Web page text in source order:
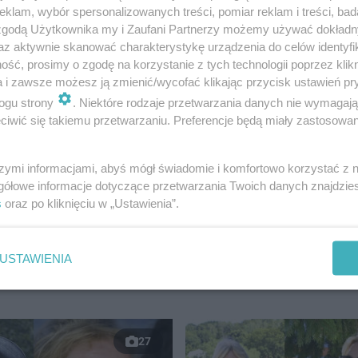
dzięki udziałowi w programie Top Model,
Dawid urodził się w 2009 roku. Pięć lat później, w
dekadzie przerwy, rodzina El Dursi znów się
27
wybór spersonalizowanych treści, pomiar reklam i treści,
Użytkownika my i Zaufani Partnerzy możemy używać
aktywnie skanować charakterystykę urządzenia do celów
prosimy o zgodę na korzystanie z tych technologii poprzez
i zawsze możesz ją zmienić/wycofać klikając przycisk ustawień
strony
. Niektóre rodzaje przetwarzania danych nie
się takiemu przetwarzaniu. Preferencje będą miały
informacjami, abyś mógł świadomie i komfortowo korzystać z
informacje dotyczące przetwarzania Twoich danych
oraz po kliknięciu w „Ustawienia”.
USTAWIENIA